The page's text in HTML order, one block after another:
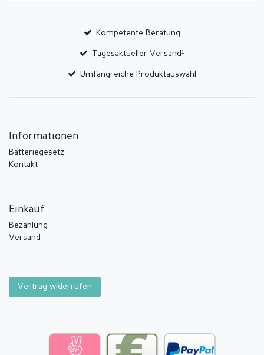
Kompetente Beratung
Tagesaktueller Versand¹
Umfangreiche Produktauswahl
Informationen
Batteriegesetz
Kontakt
Einkauf
Bezahlung
Versand
Vertrag widerrufen